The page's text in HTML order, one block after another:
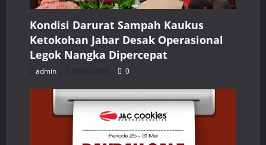
Kondisi Darurat Sampah Kaukus
Ketokohan Jabar Desak Operasional
Legok Nangka Dipercepat
admin 06/06/2026 0